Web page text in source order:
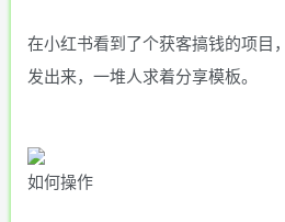
在小红书看到了个获客搞钱的项目
发出来，一堆人求着分享模板。
如何操作